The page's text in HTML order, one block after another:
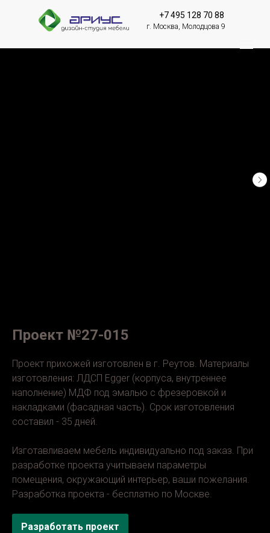
+7 495 128 70 88
г. Москва, Молодцова 9
Проект №27-015
Проект прихожей изготовлен в г. Реутов. Материалы
изготовления: ЛДСП Egger (корпуса, внутреннее
наполнение) МДФ под эмалью с фрезеровкой и
накладками (фасадная часть). Срок изготовления
составил - 35 дней.
Изготавливаем мебель индивидуально под заказ. При
разработке проекта учитываем параметры
помещения, окружающий интерьер, ваши пожелания.
Разработка проекта - бесплатно по Москве.
Разработать проект